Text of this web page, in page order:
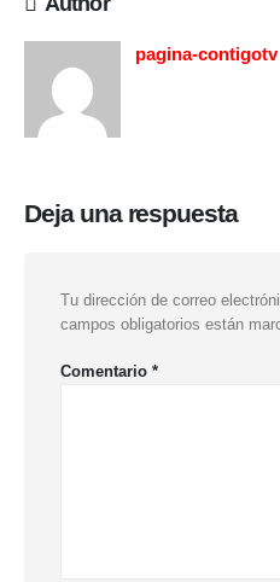
pagina-contigotv
Deja una respuesta
Tu dirección de correo
campos obligatorios están
Comentario *